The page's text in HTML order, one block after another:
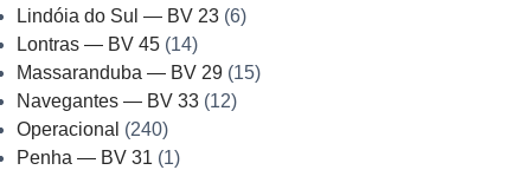
Lindóia do Sul — BV 23(6)
Lontras — BV 45(14)
Massaranduba — BV 29(15)
Navegantes — BV 33(12)
Operacional (240)
Penha — BV 31 (1)